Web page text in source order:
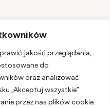
jakość przeglądania,
do
oraz analizować
„Akceptuj wszystkie”
przez nas plików cookie.
blaty, wysuwane
można rozłożyć tylko